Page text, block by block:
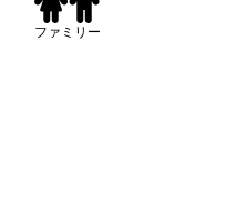
ファミリー